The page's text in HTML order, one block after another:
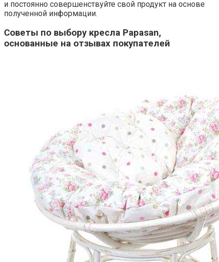
и постоянно совершенствуйте свой продукт на основе
полученной информации.
Советы по выбору кресла Papasan,
основанные на отзывах покупателей